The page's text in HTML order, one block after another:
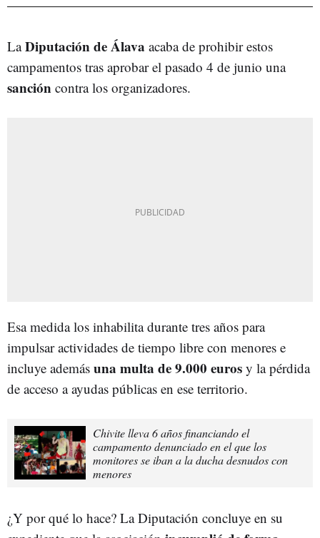
LaDiputación de Álava acaba de prohibir estos
campamentos tras aprobar el pasado 4 de junio una
sanción contra los organizadores.
Esa medida los inhabilita durante tres años para
impulsar actividades de tiempo libre con menores e
incluye además una multa de 9.000 euros y la pérdida
de acceso a ayudas públicas en ese territorio.
Chivite lleva 6 años financiando el
campamento denunciado en el que los
monitores se iban a la ducha desnudos con
menores
¿Y por qué lo hace? La Diputación concluye en su